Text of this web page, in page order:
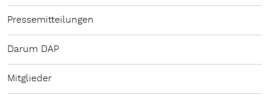
Pressemitteilungen
Darum DAP
Mitglieder